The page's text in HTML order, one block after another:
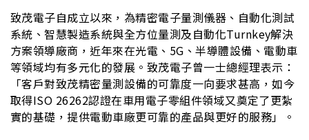
致茂電子自成立以來，為精密電子量測儀器、自動化測試
系統、智慧製造系統與全方位量測及自動化Turnkey解決
方案領導廠商，近年來在光電、5G、半導體設備、電動車
等領域均有多元化的發展。致茂電子曾一士總經理表示：
「客戶對致茂精密量測設備的可靠度一向要求甚高，如今
取得ISO 26262認證在車用電子零組件領域又奠定了更紮
實的基礎，提供電動車廠更可靠的產品與更好的服務」。